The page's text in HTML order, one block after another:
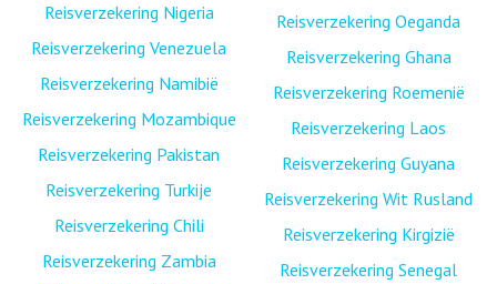
Reisverzekering Nigeria
Reisverzekering Venezuela
Reisverzekering Namibië
Reisverzekering Mozambique
Reisverzekering Pakistan
Reisverzekering Turkije
Reisverzekering Chili
Reisverzekering Zambia
Reisverzekering Oeganda
Reisverzekering Ghana
Reisverzekering Roemenië
Reisverzekering Laos
Reisverzekering Guyana
Reisverzekering Wit Rusland
Reisverzekering Kirgizië
Reisverzekering Senegal